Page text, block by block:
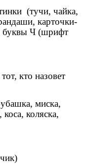
(тучи, чайка,
карточки-
буквы Ч (шрифт
кто назовет
миска,
коляска,